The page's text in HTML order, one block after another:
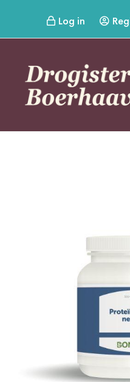
Log in